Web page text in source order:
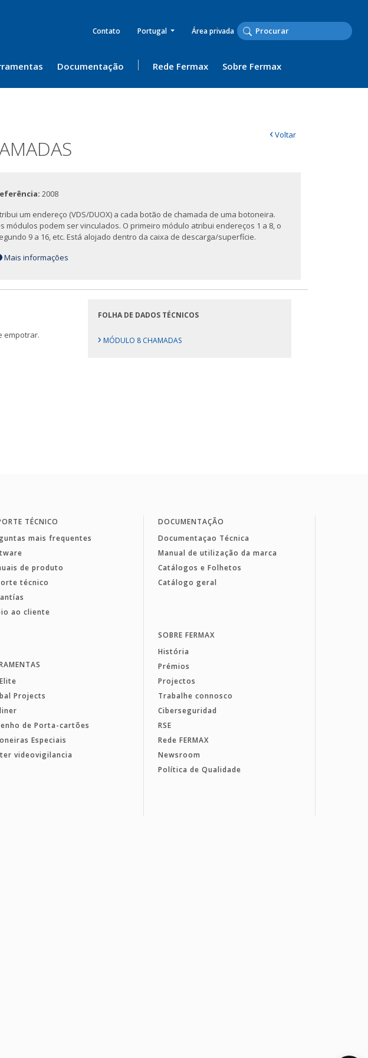
Contato Portugal Área privada
Documentação Rede Fermax Sobre Fermax
‹Voltar
2008
um endereço (VDS/DUOX) a cada botão de chamada de uma botoneira.
módulos podem ser vinculados. O primeiro módulo atribui endereços 1 a 8, o
9 a 16, etc. Está alojado dentro da caixa de descarga/superfície.
Mais informações
empotrar.
FOLHA DE DADOS TÉCNICOS
› MÓDULO 8 CHAMADAS
TÉCNICO
mais frequentes
de produto
técnico
ao cliente
Projects
de Porta-cartões
Especiais
videovigilancia
DOCUMENTAÇÃO
Documentaçao Técnica
Manual de utilização da marca
Catálogos e Folhetos
Catálogo geral
SOBRE FERMAX
História
Prémios
Projectos
Trabalhe connosco
Ciberseguridad
RSE
Rede FERMAX
Newsroom
Política de Qualidade